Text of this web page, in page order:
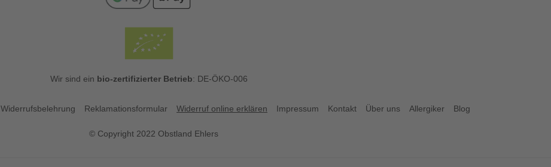
Wir sind ein bio-zertifizierter Betrieb: DE-ÖKO-006
Widerrufsbelehrung Reklamationsformular Widerruf online erklären Impressum Kontakt Über uns Allergiker Blog
© Copyright 2022 Obstland Ehlers